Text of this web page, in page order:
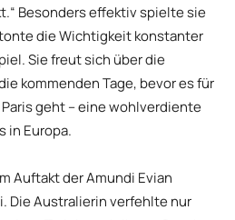
Besonders effektiv spielte sie
die Wichtigkeit konstanter
Sie freut sich über die
kommenden Tage, bevor es für
geht – eine wohlverdiente
in Europa.
Auftakt der Amundi Evian
Die Australierin verfehlte nur